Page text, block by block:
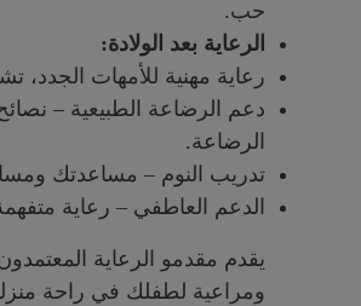
حب.
الرعاية بعد الولادة:
رعاية مهنية للأمهات الجدد،
دعم الرضاعة الطبيعية –
الرضاعة.
تدريب النوم – مساعدتك
الدعم العاطفي – رعاية
يقدم مقدمو الرعاية
ومراعية لطفلك في راحة